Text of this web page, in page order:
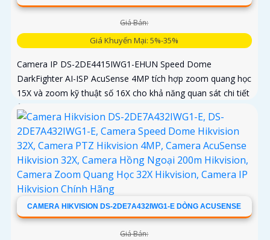
Giá Bán:
Giá Khuyến Mại: 5%-35%
Camera IP DS-2DE4415IWG1-EHUN Speed Dome
DarkFighter AI-ISP AcuSense 4MP tích hợp zoom quang học
15X và zoom kỹ thuật số 16X cho khả năng quan sát chi tiết
ở khoảng cách xa, AI AcuSense nhận diện người và phương
tiện hỗ trợ chụp đồng thời tối đa 5 khuôn mặt
CAMERA HIKVISION DS-2DE7A432IWG1-E DÒNG ACUSENSE
Giá Bán: